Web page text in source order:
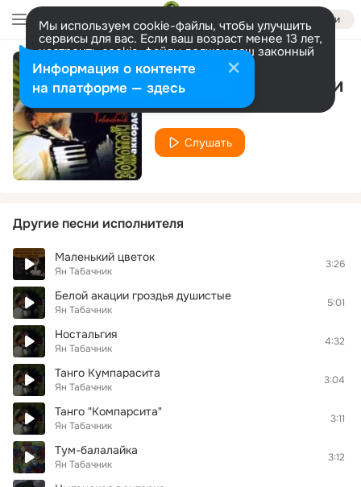
Войти
Мы используем cookie-файлы, чтобы улучшить
сервисы для вас. Если ваш возраст менее 13 лет,
настроить cookie-файлы должен ваш законный
представитель. Больше информации
Разрешить все Настроить
Вальс Над Волнами
Ян Табачник
Слушать
Другие песни исполнителя
Маленький цветок
Ян Табачник
3:26
Белой акации гроздья душистые
Ян Табачник
5:01
Ностальгия
Ян Табачник
4:32
Танго Кумпарасита
Ян Табачник
3:04
Танго "Компарсита"
Ян Табачник
3:11
Тум-балалайка
Ян Табачник
3:12
Информация о контенте
на платформе — здесь